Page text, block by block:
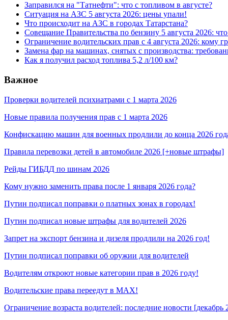
Заправился на "Татнефти": что с топливом в августе?
Ситуация на АЗС 5 августа 2026: цены упали!
Что происходит на АЗС в городах Татарстана?
Совещание Правительства по бензину 5 августа 2026:
Ограничение водительских прав с 4 августа 2026: кому
Замена фар на машинах, снятых с производства:
Как я получил расход топлива 5,2 л/100 км?
Важное
Проверки водителей психиатрами с 1 марта 2026
Новые правила получения прав с 1 марта 2026
Конфискацию машин для военных продлили до конца 2026
Правила перевозки детей в автомобиле 2026 [+новые штрафы]
Рейды ГИБДД по шинам 2026
Кому нужно заменить права после 1 января 2026 года?
Путин подписал поправки о платных зонах в городах!
Путин подписал новые штрафы для водителей 2026
Запрет на экспорт бензина и дизеля продлили на 2026 год!
Путин подписал поправки об оружии для водителей
Водителям откроют новые категории прав в 2026 году!
Водительские права переедут в MAX!
Ограничение возраста водителей: последние новости [декабрь